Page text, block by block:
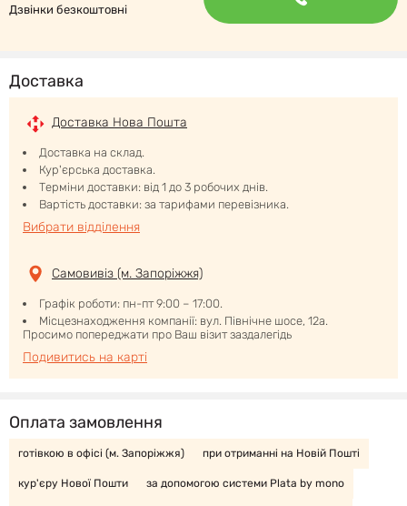
Дзвінки безкоштовні
Доставка
Доставка Нова Пошта
Доставка на склад.
Кур'єрська доставка.
Терміни доставки: від 1 до 3 робочих днів.
Вартість доставки: за тарифами перевізника.
Вибрати відділення
Самовивіз (м. Запоріжжя)
Графік роботи: пн-пт 9:00 – 17:00.
Місцезнаходження компанії: вул. Північне шосе, 12а.
Просимо попереджати про Ваш візит заздалегідь
Подивитись на карті
Оплата замовлення
готівкою в офісі (м. Запоріжжя) при отриманні на Новій Пошті
кур'єру Нової Пошти за допомогою системи Plata by mono